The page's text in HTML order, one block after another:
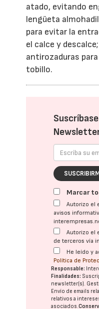
atado, evitando
lengüeta
para evitar la
el calce y
antirozaduras
tobillo.
Marcar
Autorizo el
avisos
Autorizo el
de terceros vía
He leído y
Política de
Responsable:
Finalidades:
newsletter(s).
Envío de emails
relativos a
asociados.